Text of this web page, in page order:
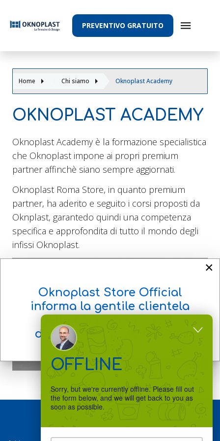
PREVENTIVO GRATUITO
Home Chi siamo Oknoplast Academy
OKNOPLAST ACADEMY
Oknoplast Academy è la formazione specialistica
che Oknoplast impone ai propri premium
partner affinchè siano sempre aggiornati.
Oknoplast Roma Store, in quanto premium
partner, ha aderito e seguito i corsi proposti da
Oknplast, garantedo quindi una competenza
specifica e approfondita di tutto il mondo degli
infissi Oknoplast.
OFFLINE
Sorry, but we're currently offline. Please fill out
the form below, and we will get back to you as
soon as possible.
×
Oknoplast Store Official
informa la gentile clientela
della chiusura per ferie
dall'8 al 17 agosto